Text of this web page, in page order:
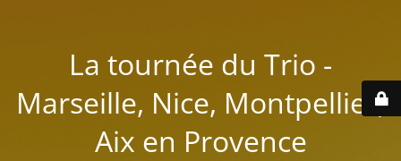
La tournée du Trio -
Marseille, Nice, Montpellier,
Aix en Provence